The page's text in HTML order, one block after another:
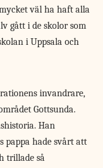
väl ha haft alla
gått i de skolor som
i Uppsala och
invandrare,
Gottsunda.
Han
pappa hade svårt att
trillade så